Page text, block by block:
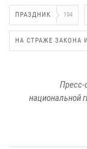
ПРАЗДНИК 194
НА СТРАЖЕ ЗАКОНА
Пресс-
национальной